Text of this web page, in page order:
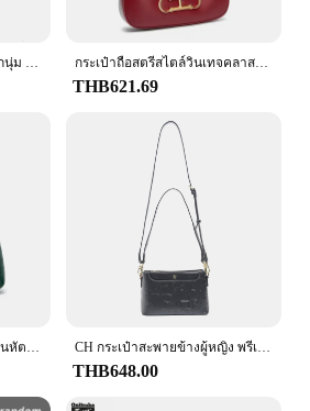
ปรับแต่งของแท้หนังคลาสสิกนุ่ม Cowhide เหรียญแกะสลักตัวอักษรขนาดเล็กธุรกิจการ์ด กระเป๋าถือสตรีสไตล์วินเทจคลาสสิกดีไซน์สีล้วนกระเป๋าสะพายไหล่ลำลองเรียบง่ายเข้ากับเสื้อผ้าของผู้หญิง
THB621.69
กระเป๋าถือผู้หญิง2024ใหม่งานหัตถกรรมย้อนยุคแนวแฟชั่นสไตล์คลาสสิกอุปกรณ์เสริมโลหะความจุมากสีทึบ CH กระเป๋าสะพายข้างผู้หญิง พรีเมี่ยมดีไซน์เรียบง่าย กระเป๋าสะพายสตรี อารมณ์ สไตล์คลาสสิก สีบริสุทธิ์ สไตล์พิมพ์ลายโมโนแกรม
THB648.00